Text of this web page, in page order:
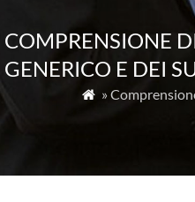
COMPRENSIONE
GENERICO E DEI
 »